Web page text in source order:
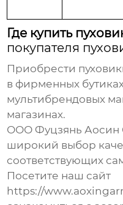
Где купить
покупателя
Приобрести
в фирменных
мультибрендовых
магазинах.
ООО Фуцзянь Аосин
широкий выбор
соответствующих
Посетите наш сайт
https://